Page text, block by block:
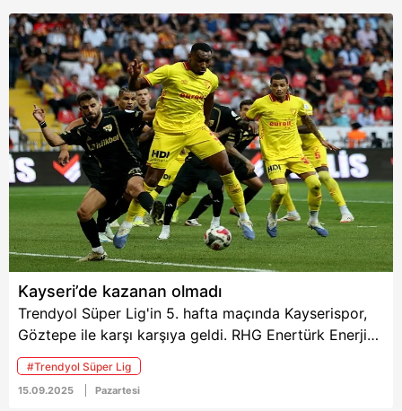
Gençlerbirliği-Eyüpspor
ve Antalyaspor-
Kayserispor
mücadeleleri
futbolseverleri bekliyor.
Fırtına'da sakat ve
cezalı oyuncular
nedeniyle eksikler
dikkat çekiyor.
Kayseri’de kazanan olmadı
Trendyol Süper Lig'in 5. hafta maçında Kayserispor,
Göztepe ile karşı karşıya geldi. RHG Enertürk Enerji
Stadyumu'ndaki mücadele 1-1 eşitlikle tamamlandı.
#Trendyol Süper Lig
15.09.2025 Pazartesi